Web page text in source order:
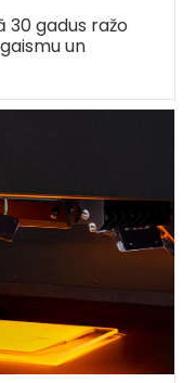
30 gadus ražo
un